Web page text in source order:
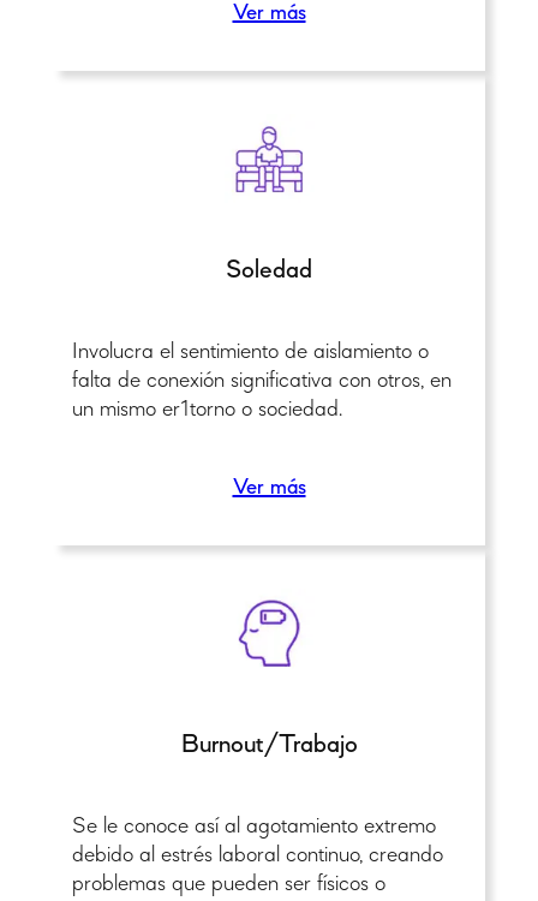
Ver más
Soledad
Involucra el sentimiento de aislamiento o
falta de conexión significativa con otros, en
un mismo er1torno o sociedad.
Ver más
Burnout/Trabajo
Se le conoce así al agotamiento extremo
debido al estrés laboral continuo, creando
problemas que pueden ser físicos o